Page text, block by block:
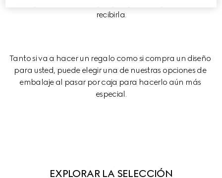
recibirla.
Tanto si va a hacer un regalo como si compra un diseño
para usted, puede elegir una de nuestras opciones de
embalaje al pasar por caja para hacerlo aún más
especial.
EXPLORAR LA SELECCIÓN